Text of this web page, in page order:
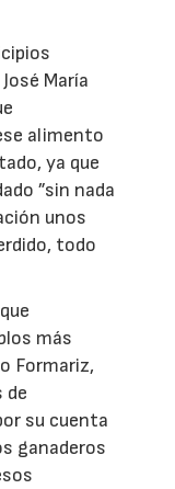
María
alimento
ya que
”sin nada
unos
todo
más
Formariz,
de
su cuenta
ganaderos